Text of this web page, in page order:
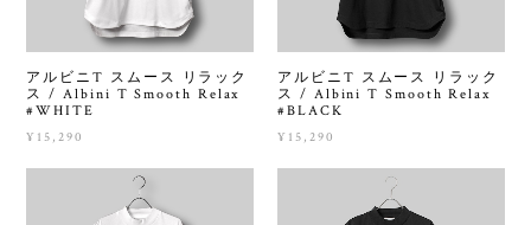
アルビニT スムース リラック
ス / Albini T Smooth Relax
#WHITE
¥15,290
アルビニT スムース リラック
ス / Albini T Smooth Relax
#BLACK
¥15,290